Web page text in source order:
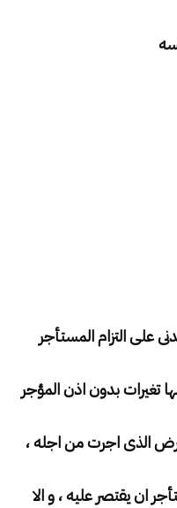
المدنى على التزام المستأجر
تغيرات بدون اذن المؤجر
الذى اجرت من اجله ،
ان يقتصر عليه ، و الا